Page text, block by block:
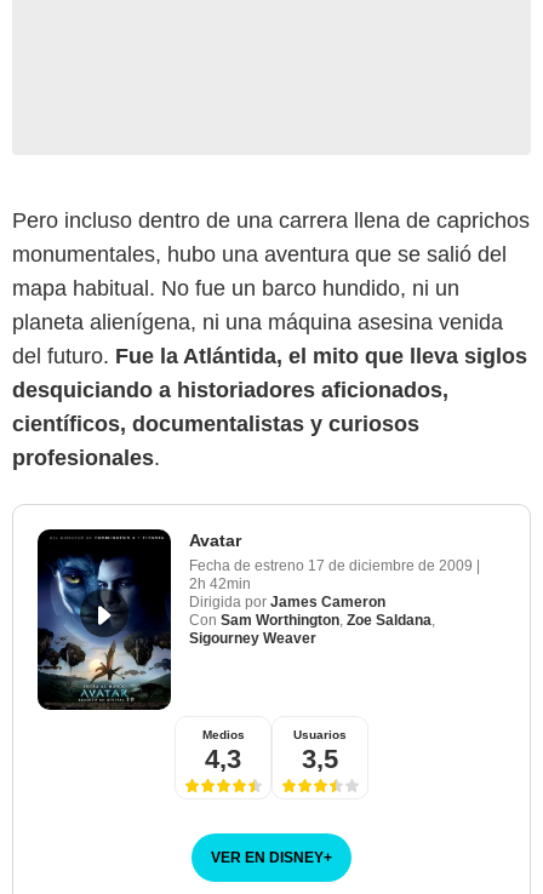
Pero incluso dentro de una carrera llena de caprichos
monumentales, hubo una aventura que se salió del
mapa habitual. No fue un barco hundido, ni un
planeta alienígena, ni una máquina asesina venida
del futuro. Fue la Atlántida, el mito que lleva siglos
desquiciando a historiadores aficionados,
científicos, documentalistas y curiosos
profesionales.
Avatar
Fecha de estreno 17 de diciembre de 2009 |
2h 42min
Dirigida por James Cameron
Con Sam Worthington Zoe Saldana
Sigourney Weaver
Medios
4,3
Usuarios
3,5
VER EN DISNEY+